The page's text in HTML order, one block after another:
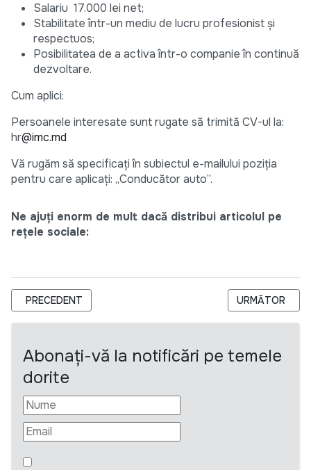
Salariu 17.000 lei net;
Stabilitate într-un mediu de lucru profesionist și
respectuos;
Posibilitatea de a activa într-o companie în continuă
dezvoltare.
Cum aplici:
Persoanele interesate sunt rugate să trimită CV-ul la:
hr@imc.md
Vă rugăm să specificați în subiectul e-mailului poziția
pentru care aplicați: „Conducător auto”.
Ne ajuți enorm de mult dacă distribui articolul pe
rețele sociale:
ARTICOL PRECEDENT: MEGAPARC SRL ANGAJEAZĂ
PRECEDENT ARTICOLUL
URMĂTOR
Abonați-vă la notificări pe temele
dorite